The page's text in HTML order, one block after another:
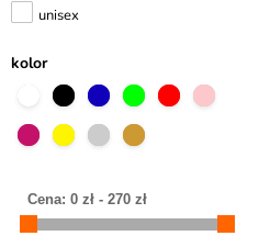
unisex
kolor